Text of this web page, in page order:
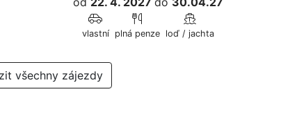
vlastní plná penze loď / jachta
všechny zájezdy